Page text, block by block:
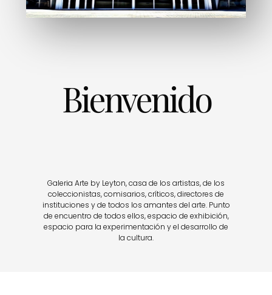
Bienvenido
Galeria Arte by Leyton, casa de los artistas, de los
coleccionistas, comisarios, críticos, directores de
instituciones y de todos los amantes del arte. Punto
de encuentro de todos ellos, espacio de exhibición,
espacio para la experimentación y el desarrollo de
la cultura.